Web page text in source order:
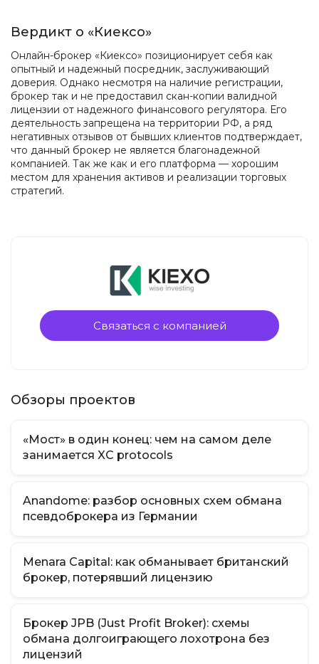
Вердикт о «Киексо»
Онлайн-брокер «Киексо» позиционирует себя как
опытный и надежный посредник, заслуживающий
доверия. Однако несмотря на наличие регистрации,
брокер так и не предоставил скан-копии валидной
лицензии от надежного финансового регулятора. Его
деятельность запрещена на территории РФ, а ряд
негативных отзывов от бывших клиентов подтверждает,
что данный брокер не является благонадежной
компанией. Так же как и его платформа — хорошим
местом для хранения активов и реализации торговых
стратегий.
Связаться с компанией
Обзоры проектов
«Мост» в один конец: чем на самом деле
занимается XC protocols
Anandome: разбор основных схем обмана
псевдоброкера из Германии
Menara Capital: как обманывает британский
брокер, потерявший лицензию
Брокер JPB (Just Profit Broker): схемы
обмана долгоиграющего лохотрона без
лицензий